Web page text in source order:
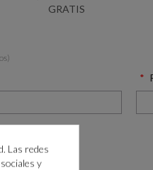
GRATIS
Las redes
y